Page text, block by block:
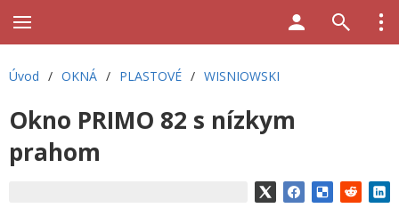
Úvod / OKNÁ / PLASTOVÉ / WISNIOWSKI
Okno PRIMO 82 s nízkym
prahom